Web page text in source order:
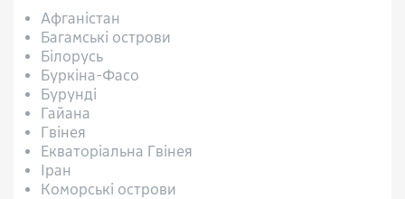
Афганістан
Багамські острови
Білорусь
Буркіна-Фасо
Бурунді
Гайана
Гвінея
Екваторіальна Гвінея
Іран
Коморські острови